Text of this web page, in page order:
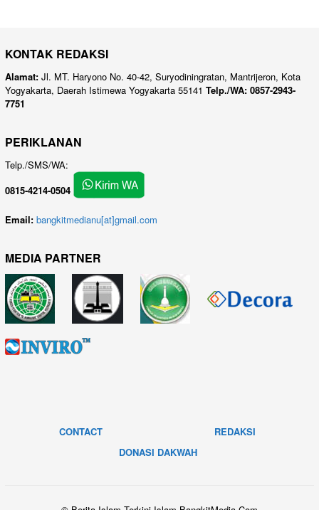
KONTAK REDAKSI
Alamat: Jl. MT. Haryono No. 40-42, Suryodiningratan, Mantrijeron, Kota
Yogyakarta, Daerah Istimewa Yogyakarta 55141 Telp./WA: 0857-2943-
7751
PERIKLANAN
Telp./SMS/WA:
0815-4214-0504
Email: bangkitmedianu[at]gmail.com
MEDIA PARTNER
CONTACT
REDAKSI
DONASI DAKWAH